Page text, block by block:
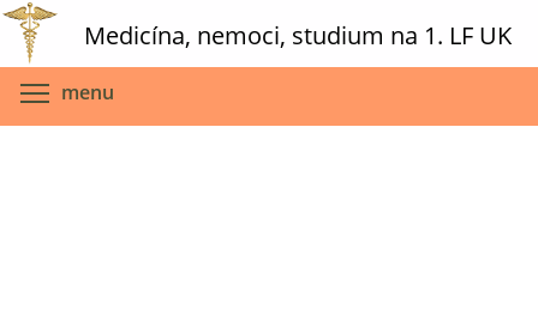
Skip
main
content
Medicína, nemoci, studium na 1. LF UK
menu